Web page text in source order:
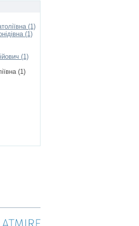
(1)
(1)
(1)
(1)